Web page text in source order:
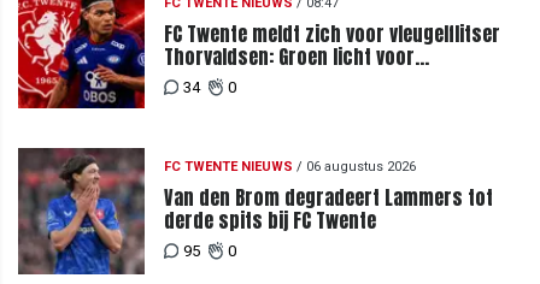
FC Twente meldt zich voor vleugelflitser
Thorvaldsen: Groen licht voor
miljoenenbod
34 0
FC TWENTE NIEUWS / 06 augustus 2026
Van den Brom degradeert Lammers tot
derde spits bij FC Twente
95 0